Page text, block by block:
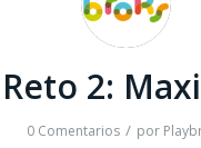
Reto 2:
0 Comentarios / por